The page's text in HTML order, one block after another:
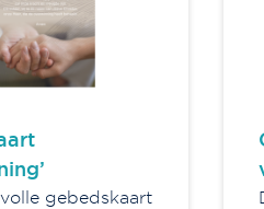
gebedskaart